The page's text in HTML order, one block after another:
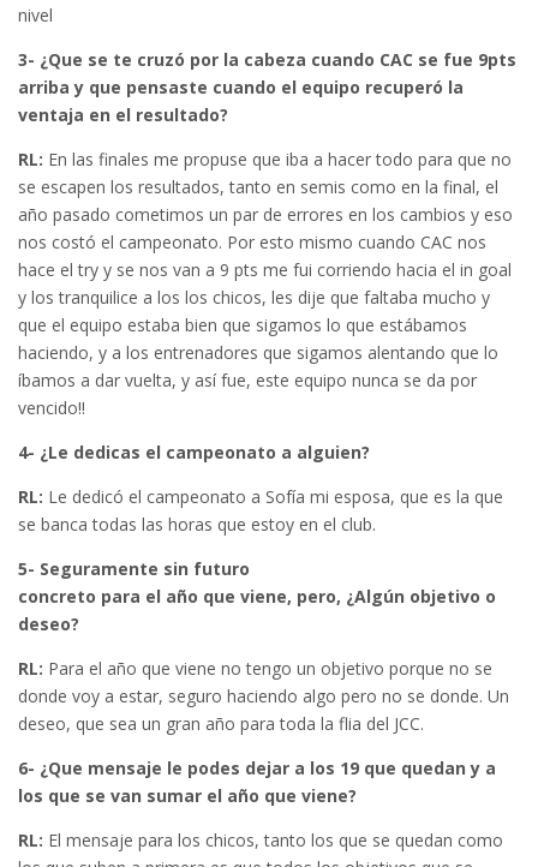
nivel
3- ¿Que se te cruzó por la cabeza cuando CAC se fue 9pts
arriba y que pensaste cuando el equipo recuperó la
ventaja en el resultado?
RL: En las finales me propuse que iba a hacer todo para que no
se escapen los resultados, tanto en semis como en la final, el
año pasado cometimos un par de errores en los cambios y eso
nos costó el campeonato. Por esto mismo cuando CAC nos
hace el try y se nos van a 9 pts me fui corriendo hacia el in goal
y los tranquilice a los los chicos, les dije que faltaba mucho y
que el equipo estaba bien que sigamos lo que estábamos
haciendo, y a los entrenadores que sigamos alentando que lo
íbamos a dar vuelta, y así fue, este equipo nunca se da por
vencido!!
4- ¿Le dedicas el campeonato a alguien?
RL: Le dedicó el campeonato a Sofía mi esposa, que es la que
se banca todas las horas que estoy en el club.
5- Seguramente sin futuro
concreto para el año que viene, pero, ¿Algún objetivo o
deseo?
RL: Para el año que viene no tengo un objetivo porque no se
donde voy a estar, seguro haciendo algo pero no se donde. Un
deseo, que sea un gran año para toda la flia del JCC.
6- ¿Que mensaje le podes dejar a los 19 que quedan y a
los que se van sumar el año que viene?
RL: El mensaje para los chicos, tanto los que se quedan como